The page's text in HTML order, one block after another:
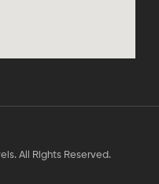
All Rights Reserved.